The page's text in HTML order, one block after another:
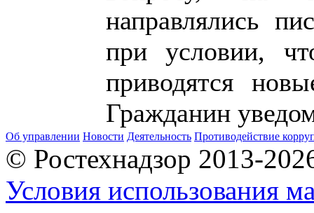
направлялись
при условии,
приводятся
Гражданин
Об управлении Новости Деятельность Противодействие
© Ростехнадзор 2013-
Условия использования